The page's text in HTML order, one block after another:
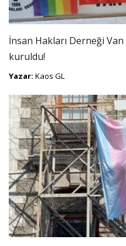
İnsan Hakları Derneği
kuruldu!
Yazar: Kaos GL